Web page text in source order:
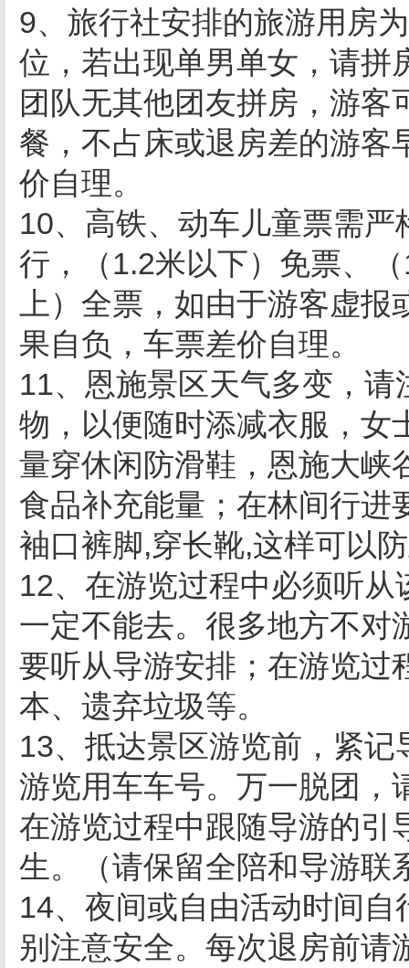
9、旅行社安排的旅游用房
位，若出现单男单女，请拼
团队无其他团友拼房，游
餐，不占床或退房差的游客
价自理。
10、高铁、动车儿童票需
行，（1.2米以下）免票、
上）全票，如由于游客虚
果自负，车票差价自理。
11、恩施景区天气多变，
物，以便随时添减衣服，女
量穿休闲防滑鞋，恩施大峡
食品补充能量；在林间行进
袖口裤脚,穿长靴,这样可以
12、在游览过程中必须听
一定不能去。很多地方不对
要听从导游安排；在游览过
本、遗弃垃圾等。
13、抵达景区游览前，紧
游览用车车号。万一脱团，
在游览过程中跟随导游的引
生。（请保留全陪和导游联
14、夜间或自由活动时间
别注意安全。每次退房前请